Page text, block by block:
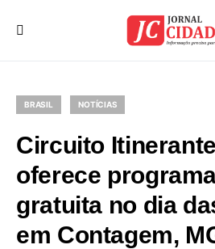
BRASIL NOTÍCIAS
Circuito
oferece
gratuita no dia
em Contagem,